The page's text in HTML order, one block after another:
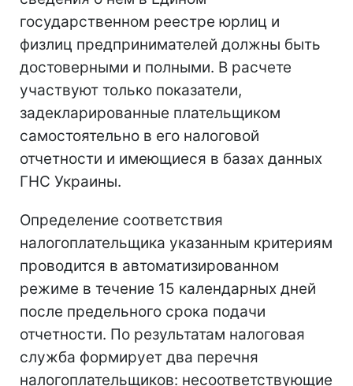
государственном реестре юрлиц и
физлиц предпринимателей должны быть
достоверными и полными. В расчете
участвуют только показатели,
задекларированные плательщиком
самостоятельно в его налоговой
отчетности и имеющиеся в базах данных
ГНС Украины.
Определение соответствия
налогоплательщика указанным критериям
проводится в автоматизированном
режиме в течение 15 календарных дней
после предельного срока подачи
отчетности. По результатам налоговая
служба формирует два перечня
налогоплательщиков: несоответствующие